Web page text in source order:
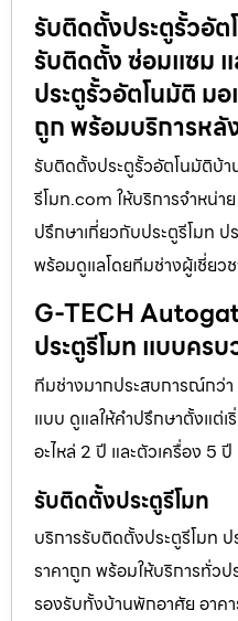
รับติดตั้งประตูรั้วอั
รับติดตั้ง ซ่อมแซม แ
ประตูรั้วอัตโนมัติ มอ
ถูก พร้อมบริการหลั
รับติดตั้งประตูรั้วอัตโนมัติบ้า
รีโมท.com ให้บริการจำหน่า
ปรึกษาเกี่ยวกับประตูรีโมท
พร้อมดูแลโดยทีมช่างผู้เชี่ย
G-TECH
ประตูรีโมท แบบคร
ทีมช่างมากประสบการณ์กว่
แบบ ดูแลให้คำปรึกษาตั้งแต่
อะไหล่ 2 ปี และตัวเครื่อง 5 ปี
รับติดตั้งประตูรีโมท
บริการรับติดตั้งประตูรีโมท
ราคาถูก พร้อมให้บริการทั่ว
รองรับทั้งบ้านพักอาศัย อาคา